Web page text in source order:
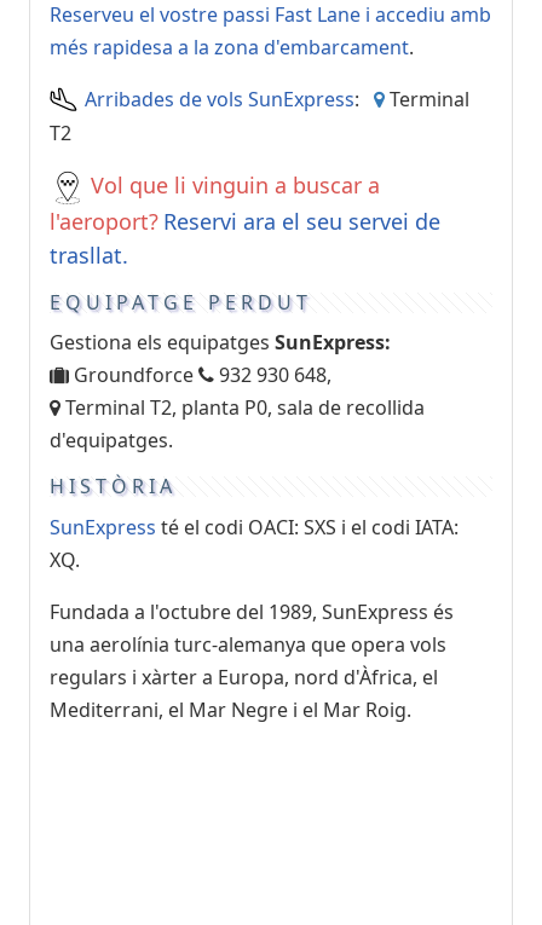
Reserveu el vostre passi Fast Lane i accediu amb
més rapidesa a la zona d'embarcament.
Arribades de vols SunExpress:
Terminal
T2
Vol que li vinguin a buscar a
l'aeroport? Reservi ara el seu servei de
trasllat.
EQUIPATGE PERDUT
Gestiona els equipatges SunExpress:
Groundforce
932 930 648,
Terminal T2, planta P0, sala de recollida
d'equipatges.
HISTÒRIA
SunExpress té el codi OACI: SXS i el codi IATA:
XQ.
Fundada a l'octubre del 1989, SunExpress és
una aerolínia turc-alemanya que opera vols
regulars i xàrter a Europa, nord d'Àfrica, el
Mediterrani, el Mar Negre i el Mar Roig.